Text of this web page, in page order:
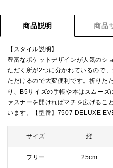
商品説明 商品
【スタイル説明】
豊富なポケットデザインが人気のシ
ただく所が2つに分かれているので
ただけるので大変便利です。折りた
り、B5サイズの手帳や本はスムー
ァスナーを開ければマチを広げるこ
います。【型番】7507 DELUXE
サイズ 縦
フリー 25cm